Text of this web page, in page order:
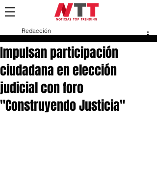
Impulsan participación
ciudadana en elección
judicial con foro
"Construyendo Justicia"
Redacción